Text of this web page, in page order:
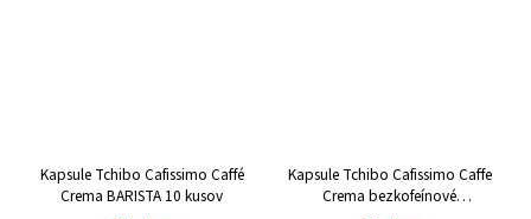
Kapsule Tchibo Cafissimo Caffé
Crema BARISTA 10 kusov
Kapsule Tchibo Cafissimo Caffe
Crema bezkofeínové